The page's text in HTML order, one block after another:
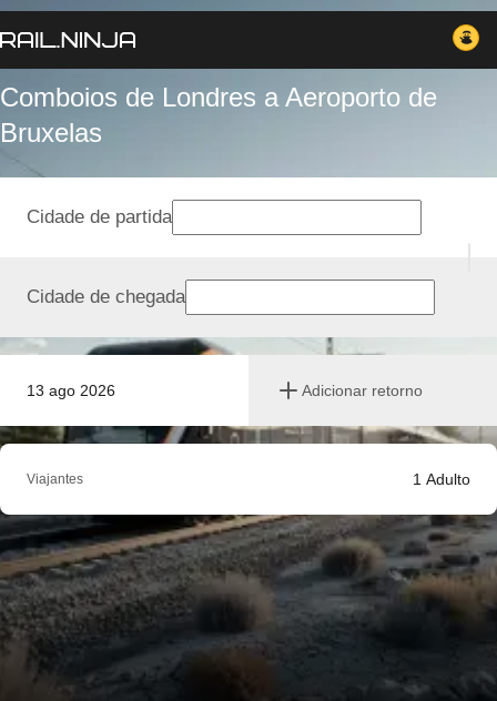
Comboios de Londres a Aeroporto de
Bruxelas
13 ago 2026 Adicionar retorno
Cidade de partida
Cidade de chegada
Viajantes 1 Adulto